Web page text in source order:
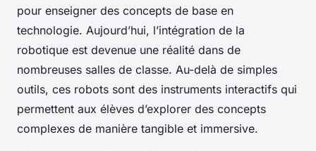
pour enseigner des concepts de base en
technologie. Aujourd’hui, l’intégration de la
robotique est devenue une réalité dans de
nombreuses salles de classe. Au-delà de simples
outils, ces robots sont des instruments interactifs qui
permettent aux élèves d’explorer des concepts
complexes de manière tangible et immersive.